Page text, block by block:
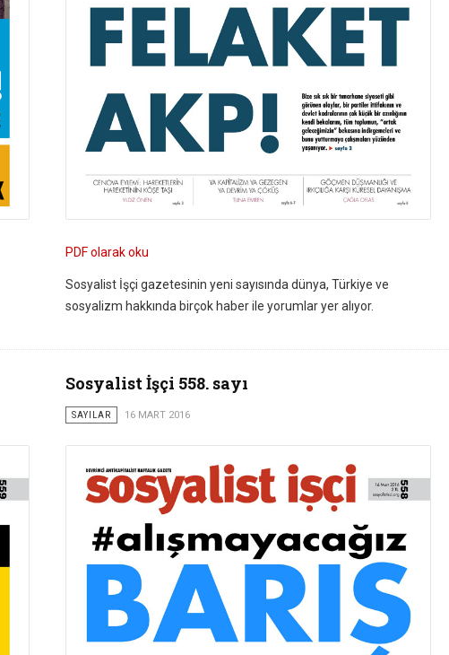
PDF olarak oku
Sosyalist İşçi gazetesinin yeni sayısında dünya, Türkiye ve
sosyalizm hakkında birçok haber ile yorumlar yer alıyor.
Sosyalist İşçi 558. sayı
SAYILAR 16 MART 2016